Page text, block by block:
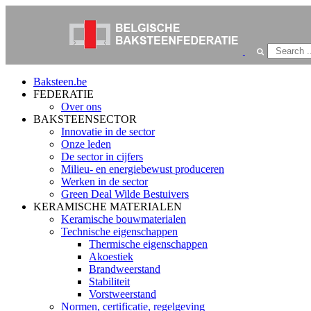
Baksteen.be
FEDERATIE
Over ons
BAKSTEENSECTOR
Innovatie in de sector
Onze leden
De sector in cijfers
Milieu- en energiebewust produceren
Werken in de sector
Green Deal Wilde Bestuivers
KERAMISCHE MATERIALEN
Keramische bouwmaterialen
Technische eigenschappen
Thermische eigenschappen
Akoestiek
Brandweerstand
Stabiliteit
Vorstweerstand
Normen, certificatie, regelgeving